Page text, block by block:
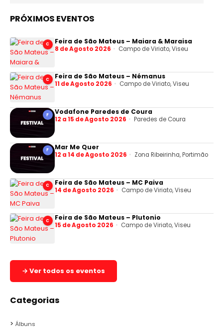
PRÓXIMOS EVENTOS
C Feira de São Mateus – Maiara & Maraisa
8 de Agosto 2026 Campo de Viriato, Viseu
C Feira de São Mateus – Némanus
11 de Agosto 2026 Campo de Viriato, Viseu
F Vodafone Paredes de Coura
12 a 15 de Agosto 2026 Paredes de Coura
F Mar Me Quer
12 a 14 de Agosto 2026 Zona Ribeirinha, Portimão
C Feira de São Mateus – MC Paiva
14 de Agosto 2026 Campo de Viriato, Viseu
C Feira de São Mateus – Plutonio
15 de Agosto 2026 Campo de Viriato, Viseu
→ Ver todos os eventos
Categorias
Álbuns